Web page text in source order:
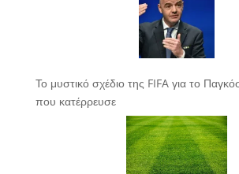
Το μυστικό σχέδιο της FIFA για το
που κατέρρευσε